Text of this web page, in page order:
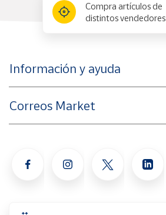
Compra artículos de
distintos vendedores
Información y ayuda
Correos Market